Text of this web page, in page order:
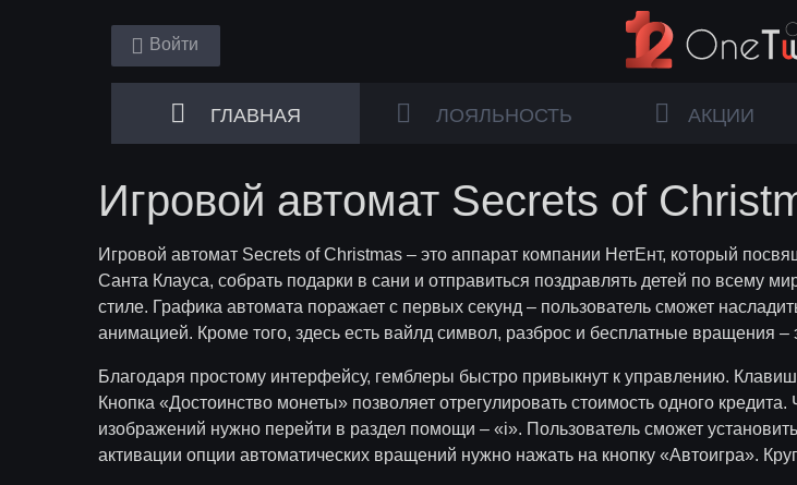
Войти
ГЛАВНАЯ ЛОЯЛЬНОСТЬ АКЦИИ
Игровой автомат Secrets of
Игровой автомат Secrets of Christmas – это аппарат компании НетЕнт, который
Санта Клауса, собрать подарки в сани и отправиться поздравлять детей по всему
стиле. Графика автомата поражает с первых секунд – пользователь сможет
анимацией. Кроме того, здесь есть вайлд символ, разброс и бесплатные вращения –
Благодаря простому интерфейсу, гемблеры быстро привыкнут к управлению.
Кнопка «Достоинство монеты» позволяет отрегулировать стоимость одного
изображений нужно перейти в раздел помощи – «i». Пользователь сможет
активации опции автоматических вращений нужно нажать на кнопку «Автоигра».